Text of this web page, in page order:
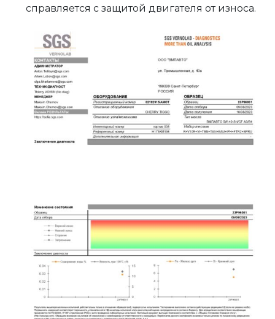
справляется с защитой двигателя от износа.